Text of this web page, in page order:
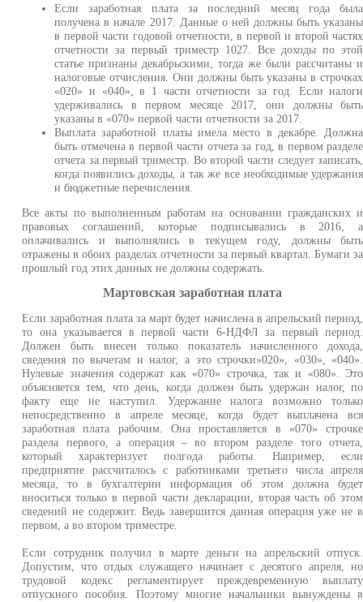
Если заработная плата за последний месяц года была
получена в начале 2017. Данные о ней должны быть указаны
в первой части годовой отчетности, в первой и второй частях
отчетности за первый триместр 1027. Все доходы по этой
статье признаны декабрьскими, тогда же были рассчитаны и
налоговые отчисления. Они должны быть указаны в строчках
«020» и «040», в 1 части отчетности за год. Если налоги
удерживались в первом месяце 2017, они должны быть
указаны в «070» первой части отчетности за 2017.
Выплата заработной платы имела место в декабре. Должна
быть отмечена в первой части отчета за год, в первом разделе
отчета за первый триместр. Во второй части следует записать,
когда появились доходы, а так же все необходимые удержания
и бюджетные перечисления.
Все акты по выполненным работам на основании гражданских и
правовых соглашений, которые подписывались в 2016, а
оплачивались и выполнялись в текущем году, должны быть
отражены в обоих разделах отчетности за первый квартал. Бумаги за
прошлый год этих данных не должны содержать.
Мартовская заработная плата
Если заработная плата за март будет начислена в апрельский период,
то она указывается в первой части 6-НДФЛ за первый период.
Должен быть внесен только показатель начисленного дохода,
сведения по вычетам и налог, а это строчки»020», «030», «040».
Нулевые значения содержат как «070» строчка, так и «080». Это
объясняется тем, что день, когда должен быть удержан налог, по
факту еще не наступил. Удержание налога возможно только
непосредственно в апреле месяце, когда будет выплачена вся
заработная плата рабочим. Она проставляется в «070» строчке
раздела первого, а операция – во втором разделе того отчета,
который характеризует полгода работы. Например, если
предприятие рассчиталось с работниками третьего числа апреля
месяца, то в бухгалтерии информация об этом должна будет
вноситься только в первой части декларации, вторая часть об этом
сведений не содержит. Ведь завершится данная операция уже не в
первом, а во втором триместре.
Если сотрудник получил в марте деньги на апрельский отпуск.
Допустим, что отдых служащего начинает с десятого апреля, но
трудовой кодекс регламентирует преждевременную выплату
отпускного пособия. Поэтому многие начальники вынуждены в